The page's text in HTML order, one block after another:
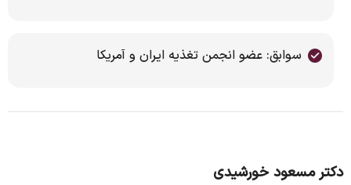
سوابق: عضو انجمن تغذیه ایران و آمریکا
دکتر مسعود خورشیدی